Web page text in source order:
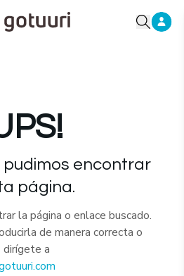
pudimos encontrar
página.
la página o enlace buscado.
de manera correcta o
dirígete a